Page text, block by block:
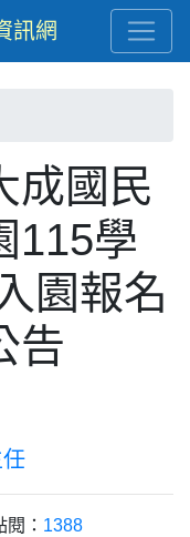
訊網
成國民
115學
園報名
告
： 1388